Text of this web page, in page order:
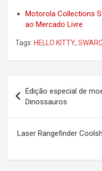
Motorola Collections
ao Mercado Livre
Tags: HELLO KITTY,
navigation
Edição especial de
Dinossauros
Laser Rangefinder